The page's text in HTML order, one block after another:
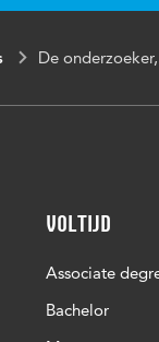
De
Voltijd
Associate
Bachelor